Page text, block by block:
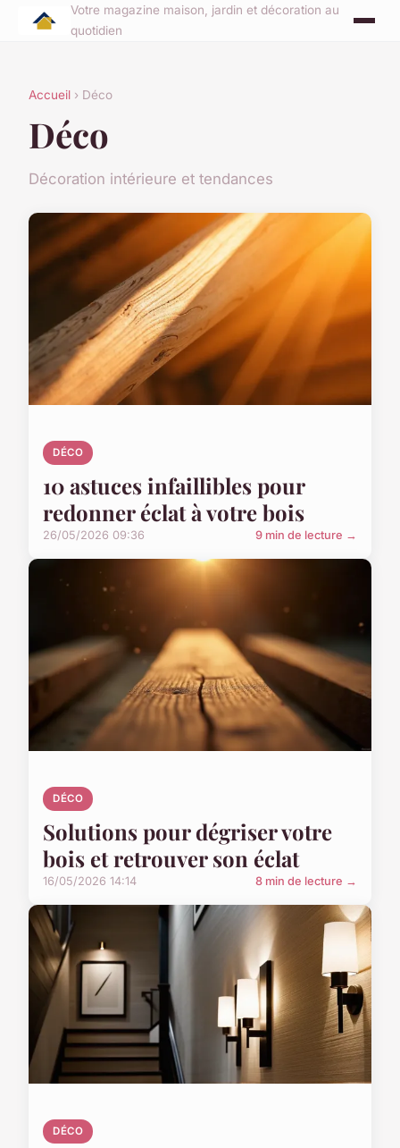
Votre magazine maison, jardin et décoration au
quotidien
Accueil › Déco
Déco
Décoration intérieure et tendances
DÉCO
10 astuces infaillibles pour
redonner éclat à votre bois
26/05/2026 09:36 9 min de lecture →
DÉCO
Solutions pour dégriser votre
bois et retrouver son éclat
16/05/2026 14:14 8 min de lecture →
DÉCO